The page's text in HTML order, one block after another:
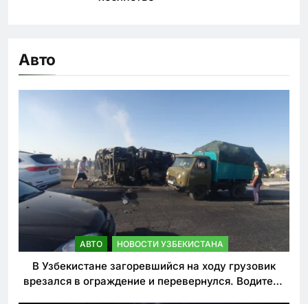
Авто
АВТО НОВОСТИ УЗБЕКИСТАНА
В Узбекистане загоревшийся на ходу грузовик
врезался в ограждение и перевернулся. Водитель